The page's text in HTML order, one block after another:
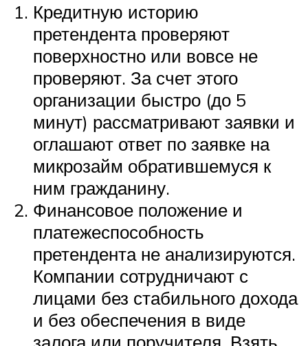
Кредитную историю
претендента проверяют
поверхностно или вовсе не
проверяют. За счет этого
организации быстро (до 5
минут) рассматривают заявки и
оглашают ответ по заявке на
микрозайм обратившемуся к
ним гражданину.
Финансовое положение и
платежеспособность
претендента не анализируются.
Компании сотрудничают с
лицами без стабильного дохода
и без обеспечения в виде